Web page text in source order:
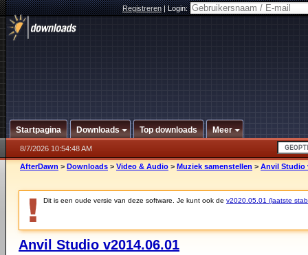
Registreren|Login:
Startpagina Downloads Top downloads Meer
8/7/2026 10:54:48 AM
AfterDawn > Downloads > Video & Audio > Muziek samenstellen > Anvil Studio
Dit is een oude versie van deze software. Je kunt ook de v2020.05.01 (laatste
Anvil Studio v2014.06.01